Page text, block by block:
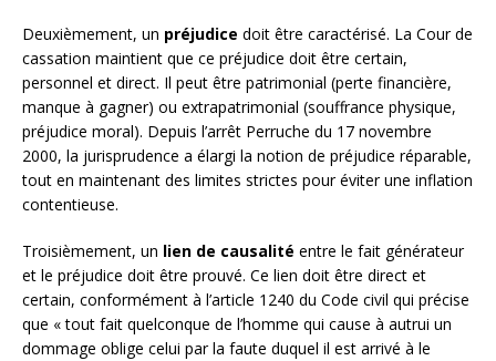
Deuxièmement, un préjudice doit être caractérisé. La Cour de
cassation maintient que ce préjudice doit être certain,
personnel et direct. Il peut être patrimonial (perte financière,
manque à gagner) ou extrapatrimonial (souffrance physique,
préjudice moral). Depuis l’arrêt Perruche du 17 novembre
2000, la jurisprudence a élargi la notion de préjudice réparable,
tout en maintenant des limites strictes pour éviter une inflation
contentieuse.
Troisièmement, un lien de causalité entre le fait générateur
et le préjudice doit être prouvé. Ce lien doit être direct et
certain, conformément à l’article 1240 du Code civil qui précise
que « tout fait quelconque de l’homme qui cause à autrui un
dommage oblige celui par la faute duquel il est arrivé à le